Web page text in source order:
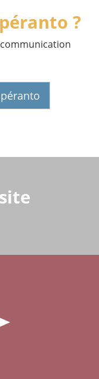
?